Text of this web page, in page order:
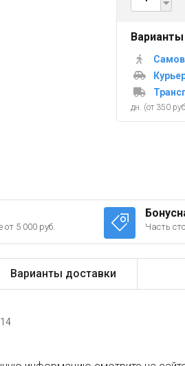
дн. (от 350
5 000 руб. Часть
Варианты доставки